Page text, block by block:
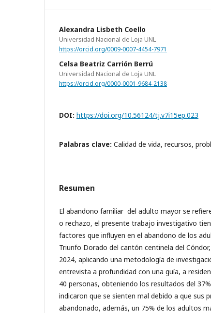
Alexandra Lisbeth Coello
Universidad Nacional de Loja UNL
https://orcid.org/0009-0007-4454-7971
Celsa Beatriz Carrión Berrú
Universidad Nacional de Loja UNL
https://orcid.org/0000-0001-9684-2138
DOI: https://doi.org/10.56124/tj.v7i15ep.023
Palabras clave: Calidad de vida, recursos,
Resumen
El abandono familiar del adulto mayor se
o rechazo, el presente trabajo investigativo
factores que influyen en el abandono de los
Triunfo Dorado del cantón centinela del
2024, aplicando una metodología de
entrevista a profundidad con una guía, a
40 personas, obteniendo los resultados del
indicaron que se sienten mal debido a que sus
abandonado, además, un 75% de los adultos